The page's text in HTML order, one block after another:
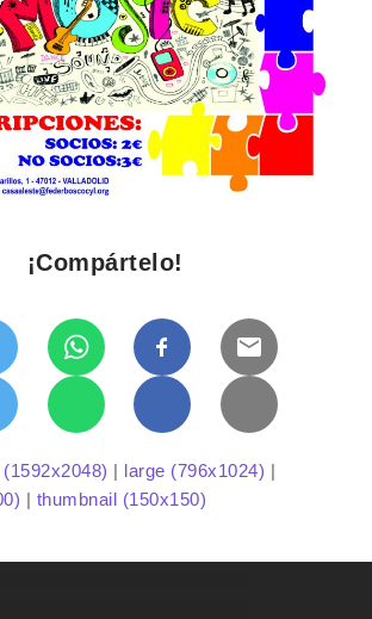
¡Compártelo!
| large (796x1024) |
| thumbnail (150x150)